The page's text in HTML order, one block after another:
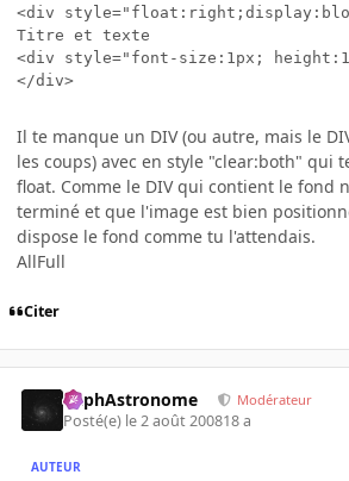
<div
Titre et texte
<div style="font-size:1px;
</div>
Il te manque un DIV (ou autre, mais le
les coups) avec en style "clear:both" qui
float. Comme le DIV qui contient le fond
terminé et que l'image est bien
dispose le fond comme tu l'attendais.
AllFull
Citer
RaphAstronome Modérateur
Posté(e) le 2 août 200818 a
AUTEUR